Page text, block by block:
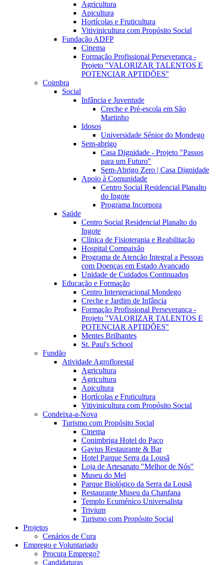
Agricultura
Apicultura
Hortícolas e Fruticultura
Vitivinicultura com Propósito Social
Fundação ADFP
Cinema
Formação Profissional Perseverança -
Projeto "VALORIZAR TALENTOS E
POTENCIAR APTIDÕES"
Coimbra
Social
Infância e Juventude
Creche e Pré-escola em São
Martinho
Idosos
Universidade Sénior do Mondego
Sem-abrigo
Casa Dignidade - Projeto "Passos
para um Futuro"
Sem-Abrigo Zero | Casa Dignidade
Apoio à Comunidade
Centro Social Residencial Planalto
do Ingote
Programa Incorpora
Saúde
Centro Social Residencial Planalto do
Ingote
Clínica de Fisioterapia e Reabilitação
Hospital Compaixão
Programa de Atenção Integral a Pessoas
com Doenças em Estado Avançado
Unidade de Cuidados Continuados
Educação e Formação
Centro Intergeracional Mondego
Creche e Jardim de Infância
Formação Profissional Perseverança -
Projeto "VALORIZAR TALENTOS E
POTENCIAR APTIDÕES"
Mentes Brilhantes
St. Paul's School
Fundão
Atividade Agroflorestal
Agricultura
Agricultura
Apicultura
Hortícolas e Fruticultura
Vitivinicultura com Propósito Social
Condeixa-a-Nova
Turismo com Propósito Social
Cinema
Conimbriga Hotel do Paço
Gavius Restaurante & Bar
Hotel Parque Serra da Lousã
Loja de Artesanato "Melhor de Nós"
Museu do Mel
Parque Biológico da Serra da Lousã
Restaurante Museu da Chanfana
Templo Ecuménico Universalista
Trivium
Turismo com Propósito Social
Projetos
Cenários de Cura
Emprego e Voluntariado
Procura Emprego?
Candidaturas